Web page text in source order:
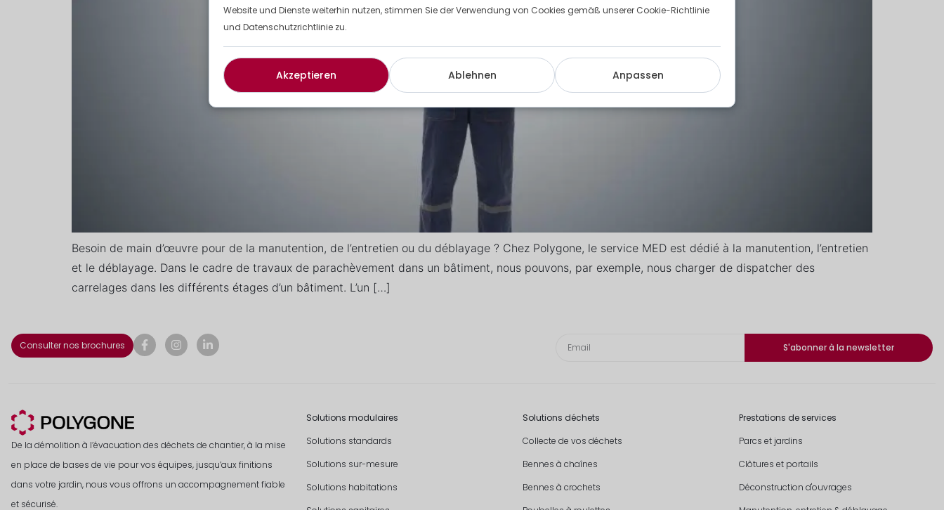
Besoin de main d’œuvre pour de la manutention, de l’entretien ou du déblayage ? Chez Polygone, le service MED est dédié à la manutention, l’entretien
et le déblayage. Dans le cadre de travaux de parachèvement dans un bâtiment, nous pouvons, par exemple, nous charger de dispatcher des
carrelages dans les différents étages d’un bâtiment. L’un […]
Consulter nos brochures S'abonner à la newsletter
De la démolition à l’évacuation des déchets de chantier, à la mise
en place de bases de vie pour vos équipes, jusqu’aux finitions
dans votre jardin, nous vous offrons un accompagnement fiable
et sécurisé.
Solutions modulaires
Solutions standards
Solutions sur-mesure
Solutions habitations
Solutions déchets
Collecte de vos déchets
Bennes à chaînes
Bennes à crochets
Prestations de services
Parcs et jardins
Clôtures et portails
Déconstruction d'ouvrages
Website und Dienste weiterhin nutzen, stimmen Sie der Verwendung von Cookies gemäß unserer Cookie-Richtlinie
und Datenschutzrichtlinie zu.
Akzeptieren Ablehnen Anpassen